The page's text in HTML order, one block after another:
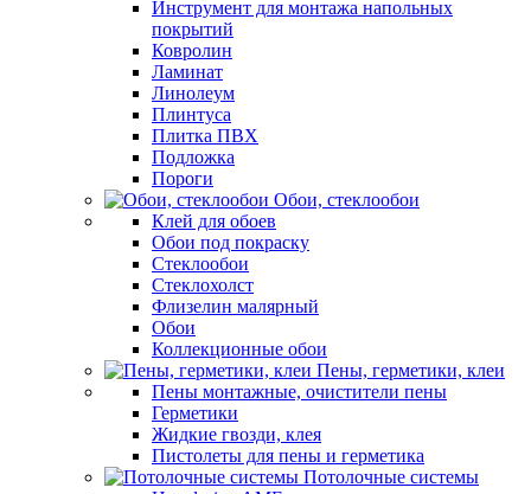
Инструмент для монтажа напольных
покрытий
Ковролин
Ламинат
Линолеум
Плинтуса
Плитка ПВХ
Подложка
Пороги
Обои, стеклообои
Клей для обоев
Обои под покраску
Стеклообои
Стеклохолст
Флизелин малярный
Обои
Коллекционные обои
Пены, герметики, клеи
Пены монтажные, очистители пены
Герметики
Жидкие гвозди, клея
Пистолеты для пены и герметика
Потолочные системы